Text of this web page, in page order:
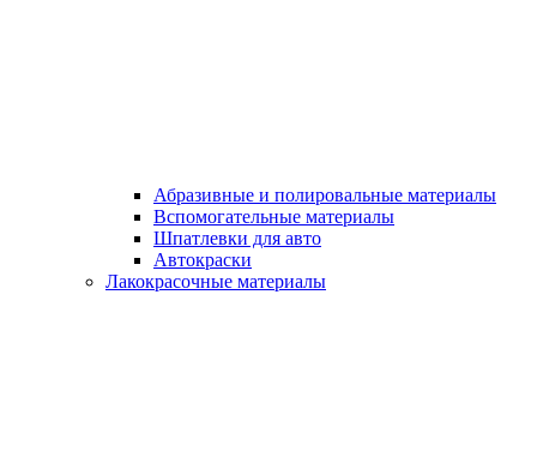
Абразивные и полировальные материалы
Вспомогательные материалы
Шпатлевки для авто
Автокраски
Лакокрасочные материалы